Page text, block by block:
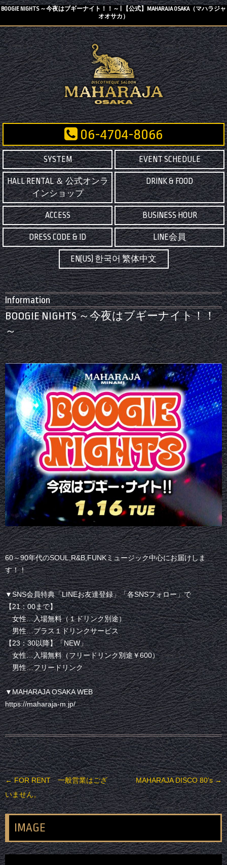
BOOGIE NIGHTS ～今夜はブギーナイト！！～ | 【公式】MAHARAJA OSAKA（マハラジャ
オオサカ）
06-4704-8066
SYSTEM EVENT SCHEDULE
HALL RENTAL ＆ 公式オンラ
インショップ
DRINK & FOOD
ACCESS BUSINESS HOUR
DRESS CODE & ID LINE会員
EN(US) 한국어 繁体中文
Information
BOOGIE NIGHTS ～今夜はブギーナイト！！
～
60～90年代のSOUL,R&B,FUNKミュージック中心にお届けしま
す！！
▼SNS会員特典「LINEお友達登録」「各SNSフォロー」で
【21：00まで】
女性…入場無料（１ドリンク別途）
男性…プラス１ドリンクサービス
【23：30以降】「NEW」
女性…入場無料（フリードリンク別途￥600）
男性…フリードリンク
▼MAHARAJA OSAKA WEB
https://maharaja-m.jp/
投稿ナビゲーション
←FOR RENT 一般営業はござ
いません。
MAHARAJA DISCO 80’s→
IMAGE